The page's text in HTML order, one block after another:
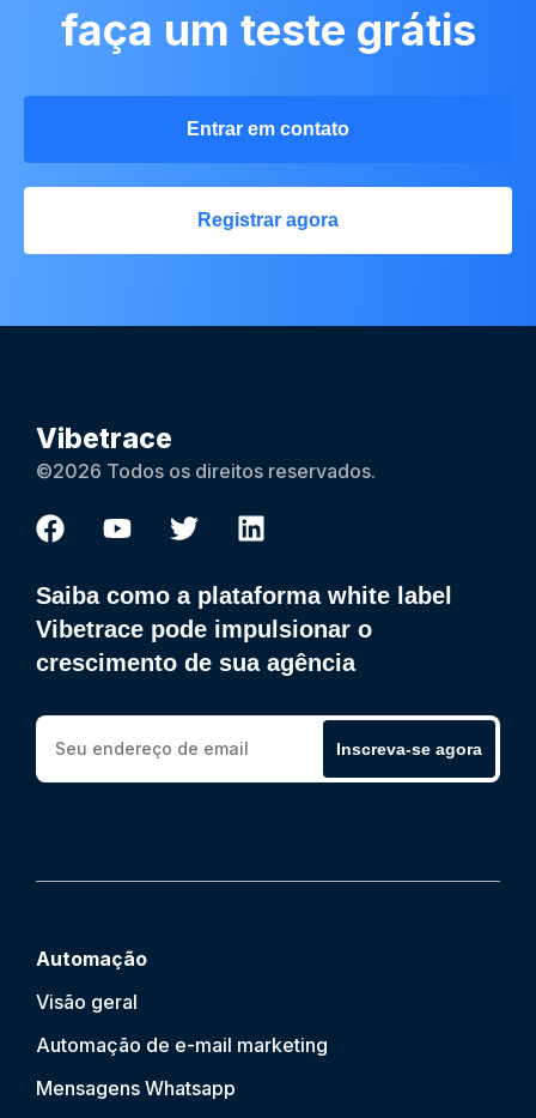
faça um teste grátis
Entrar em contato
Registrar agora
Vibetrace
©2026 Todos os direitos reservados.
Saiba como a plataforma white label
Vibetrace pode impulsionar o
crescimento de sua agência
Inscreva-se agora
Automação
Visão geral
Automação de e-mail marketing
Mensagens Whatsapp